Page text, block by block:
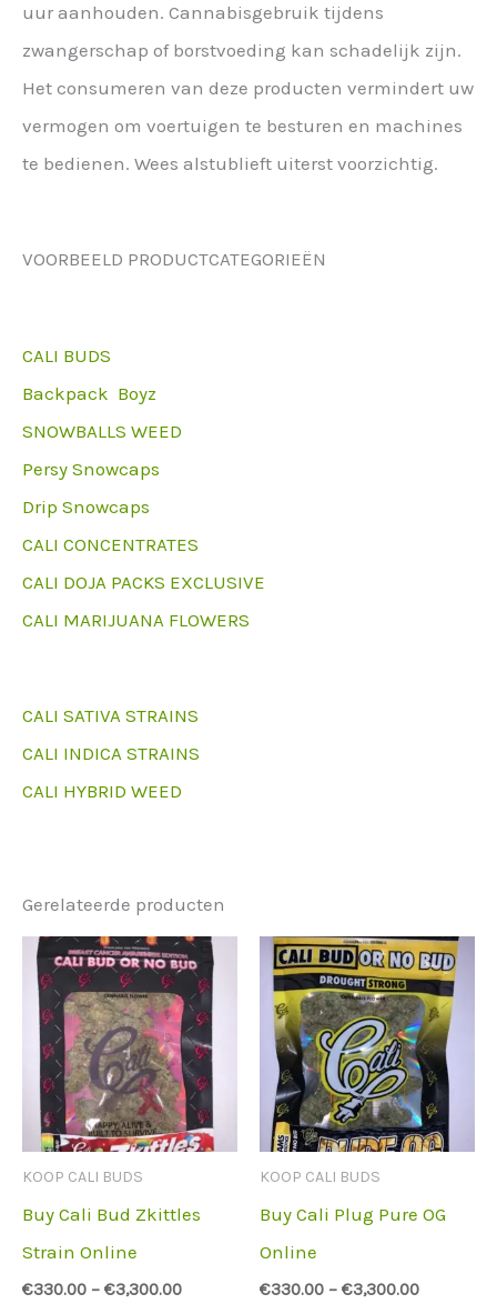
uur aanhouden. Cannabisgebruik tijdens
zwangerschap of borstvoeding kan schadelijk zijn.
Het consumeren van deze producten vermindert uw
vermogen om voertuigen te besturen en machines
te bedienen. Wees alstublieft uiterst voorzichtig.
VOORBEELD PRODUCTCATEGORIEËN
CALI BUDS
Backpack Boyz
SNOWBALLS WEED
Persy Snowcaps
Drip Snowcaps
CALI CONCENTRATES
CALI DOJA PACKS EXCLUSIVE
CALI MARIJUANA FLOWERS
CALI SATIVA STRAINS
CALI INDICA STRAINS
CALI HYBRID WEED
Gerelateerde producten
KOOP CALI BUDS
Buy Cali Bud Zkittles
Strain Online
€330.00 – €3,300.00
KOOP CALI BUDS
Buy Cali Plug Pure OG
Online
€330.00 – €3,300.00